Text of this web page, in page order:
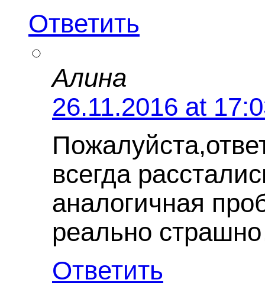
Ответить
Алина
26.11.2016 at
всегда
аналогичная
реально
Ответить